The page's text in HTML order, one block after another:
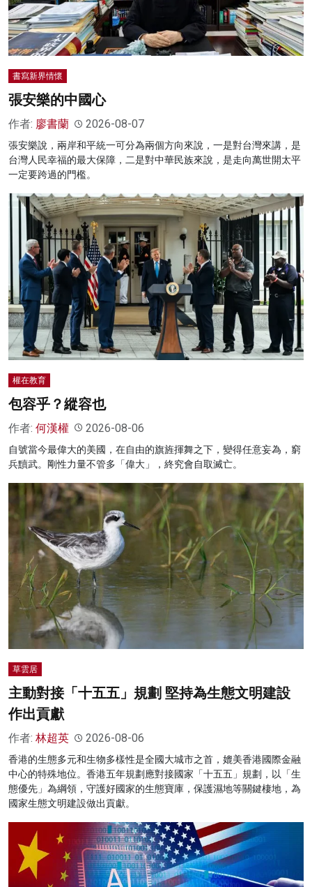
書寫新界情懷
張安樂的中國心
作者: 廖書蘭 2026-08-07
張安樂說，兩岸和平統一可分為兩個方向來說，一是對台灣來講，是
台灣人民幸福的最大保障，二是對中華民族來說，是走向萬世開太平
一定要跨過的門檻。
權在教育
包容乎？縱容也
作者: 何漢權 2026-08-06
自號當今最偉大的美國，在自由的旗旌揮舞之下，變得任意妄為，窮
兵黷武。剛性力量不管多「偉大」，終究會自取滅亡。
草雲居
主動對接「十五五」規劃 堅持為生態文明建設
作出貢獻
作者: 林超英 2026-08-06
香港的生態多元和生物多樣性是全國大城市之首，媲美香港國際金融
中心的特殊地位。香港五年規劃應對接國家「十五五」規劃，以「生
態優先」為綱領，守護好國家的生態寶庫，保護濕地等關鍵棲地，為
國家生態文明建設做出貢獻。